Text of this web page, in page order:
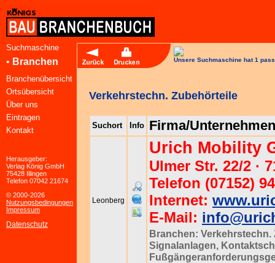
Suchmaschine
• Branchen
Branchenübersicht
Ortsübersicht
Über uns
Eintragen
Kontakt
Herausgeber:
Verlag König GmbH
75428 Illingen
Telefon 07042 21674
© 2000-2026
Nutzungsbedingungen
Impressum
Datenschutz
Unsere Suchmaschine hat 1
Verkehrstechn. Zubehörteile
Suchort Info Firma/Unternehmen
Leonberg
Urich Mobility
Ulmer Str. 22/2 ·
Telefon (07152)
Internet:
E-Mail:
Branchen: Verkehrstechn.
Signalanlagen,